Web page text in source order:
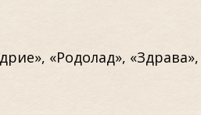
«Родолад»,